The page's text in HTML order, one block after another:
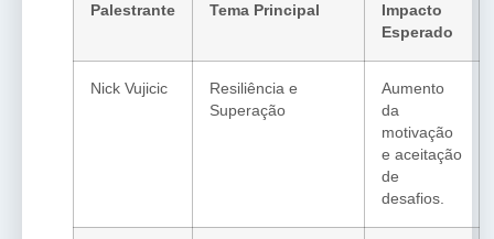
Palestrante Tema Principal
Impacto
Esperado
Nick Vujicic
Resiliência e
Superação
Aumento
da
motivação
e aceitação
de
desafios.